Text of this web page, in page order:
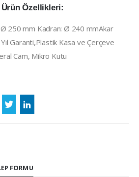
Özellikleri:
Ø 250 mm Kadran: Ø 240 mmAkar
Garanti,Plastik Kasa ve Çerçeve
Cam, Mikro Kutu
FORMU